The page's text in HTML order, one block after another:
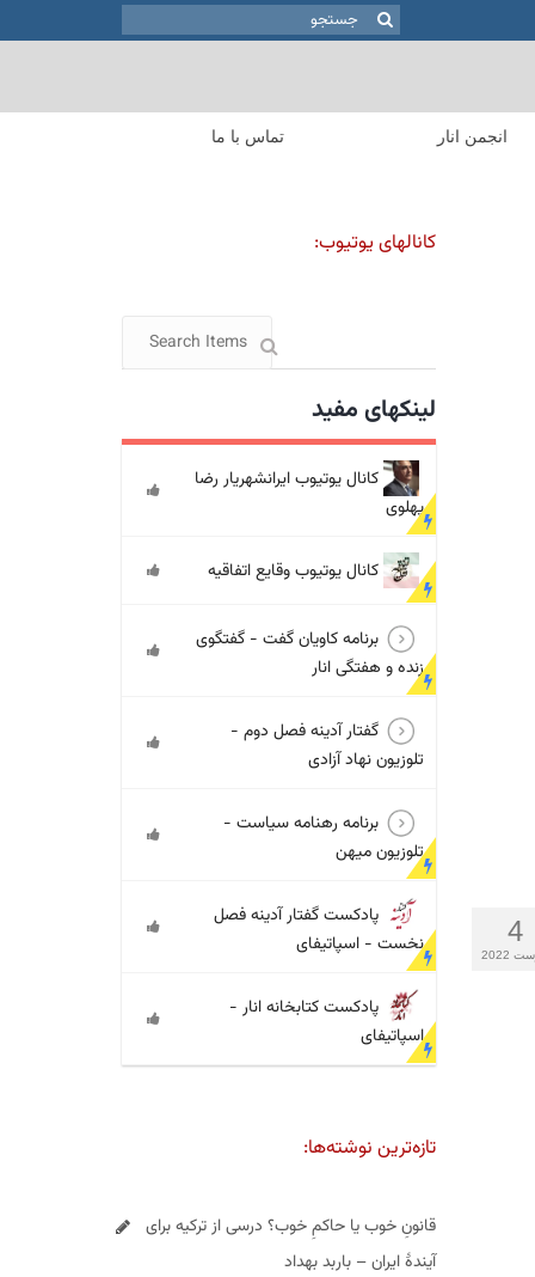
جستجو
انجمن انار تماس با ما
4
2022
کانالهای یوتیوب:
لینکهای مفید
کانال یوتیوب ایرانشهریار رضا
پهلوی
کانال یوتیوب وقایع اتفاقیه
برنامه کاویان گفت - گفتگوی
زنده و هفتگی انار
گفتار آدینه فصل دوم -
تلوزیون نهاد آزادی
برنامه رهنامه سیاست -
تلوزیون میهن
پادکست گفتار آدینه فصل
نخست - اسپاتیفای
پادکست کتابخانه انار -
اسپاتیفای
تازه‌ترین نوشته‌ها:
قانونِ خوب یا حاکمِ خوب؟ درسی از ترکیه برای
آیندهٔ ایران – باربد بهداد